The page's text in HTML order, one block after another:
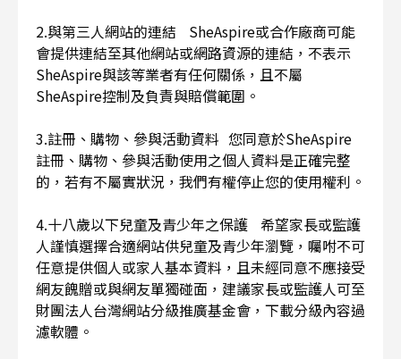
2.與第三人網站的連結 SheAspire或合作廠商可能
會提供連結至其他網站或網路資源的連結，不表示
SheAspire與該等業者有任何關係，且不屬
SheAspire控制及負責與賠償範圍。
3.註冊、購物、參與活動資料 您同意於SheAspire
註冊、購物、參與活動使用之個人資料是正確完整
的，若有不屬實狀況，我們有權停止您的使用權利。
4.十八歲以下兒童及青少年之保護 希望家長或監護
人謹慎選擇合適網站供兒童及青少年瀏覽，囑咐不可
任意提供個人或家人基本資料，且未經同意不應接受
網友餽贈或與網友單獨碰面，建議家長或監護人可至
財團法人台灣網站分級推廣基金會，下載分級內容過
濾軟體。